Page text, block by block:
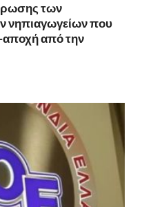
των
νηπιαγωγείων που
αποχή από την